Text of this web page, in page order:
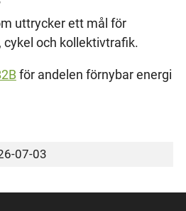
uttrycker ett mål för
och kollektivtrafik.
för andelen förnybar energi
07-03